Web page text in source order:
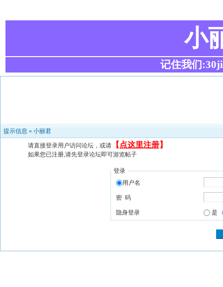
小
记住我们
提示信息 » 小丽君
请直接登录用户访问论坛，或请 【 点这里注册】
如果您已注册,请先登录论坛即可游览帖子
登录
用户名
密 码
隐身登录 是